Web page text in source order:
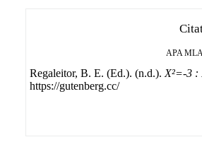
APA MLA
Regaleitor, B. E. (Ed.). (n.d.). X²=-3 :
https://gutenberg.cc/